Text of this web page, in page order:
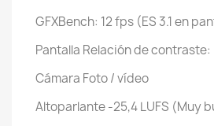
GFXBench: 12 fps (ES 3.1 en
Pantalla Relación de
Cámara Foto / vídeo
Altoparlante-25,4 LUFS (Muy